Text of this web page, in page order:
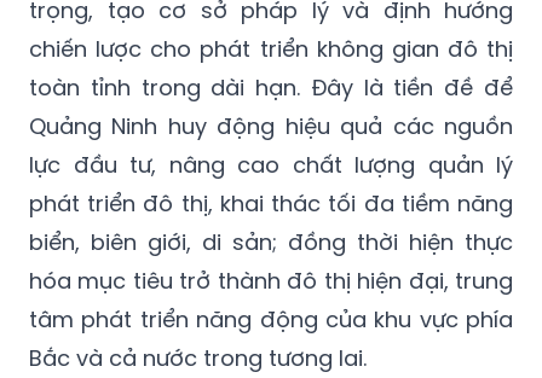
Việc phê duyệt nhiệm vụ quy hoạch chung
đô thị Quảng Ninh có ý nghĩa đặc biệt quan
trọng, tạo cơ sở pháp lý và định hướng
chiến lược cho phát triển không gian đô thị
toàn tỉnh trong dài hạn. Đây là tiền đề để
Quảng Ninh huy động hiệu quả các nguồn
lực đầu tư, nâng cao chất lượng quản lý
phát triển đô thị, khai thác tối đa tiềm năng
biển, biên giới, di sản; đồng thời hiện thực
hóa mục tiêu trở thành đô thị hiện đại, trung